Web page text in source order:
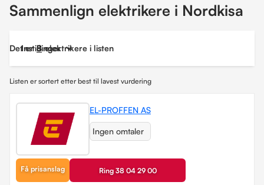
Sammenlign elektrikere i Nordkisa
Det er 8 elektrikere i listen
Instillinger
Listen er sortert etter best til lavest vurdering
EL-PROFFEN AS
Ingen omtaler
Få prisanslag Ring 38 04 29 00